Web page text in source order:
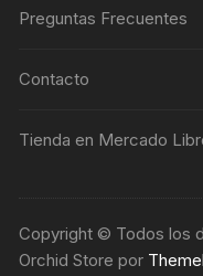
Preguntas Frecuentes
Contacto
Tienda en Mercado
Copyright © Todos los
Orchid Store por